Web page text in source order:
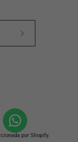
por Shopify.